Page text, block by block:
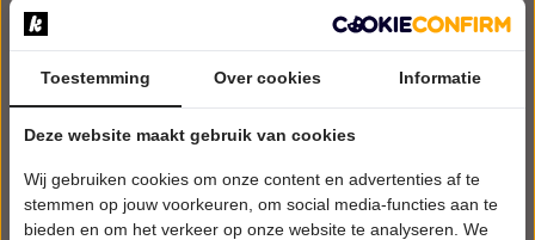
1 voorstelling in Berghem.
Toestemming Over cookies Informatie
Deze website maakt gebruik van cookies
Wij gebruiken cookies om onze content en advertenties af te
stemmen op jouw voorkeuren, om social media-functies aan te
bieden en om het verkeer op onze website te analyseren. We